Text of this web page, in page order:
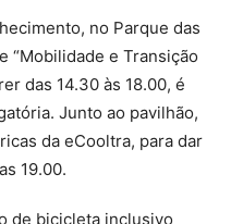
no Parque das
“Mobilidade e Transição
das 14.30 às 18.00, é
Junto ao pavilhão,
da eCooltra, para dar
19.00.
de bicicleta inclusivo